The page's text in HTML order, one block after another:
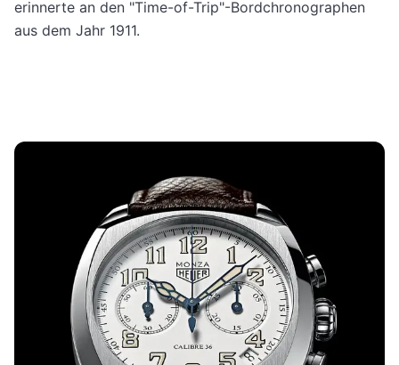
erinnerte an den "Time-of-Trip"-Bordchronographen
aus dem Jahr 1911.